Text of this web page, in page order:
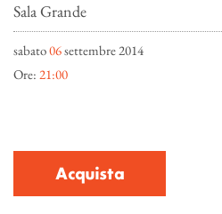
Sala Grande
sabato06settembre 2014
Ore: 21:00
Acquista